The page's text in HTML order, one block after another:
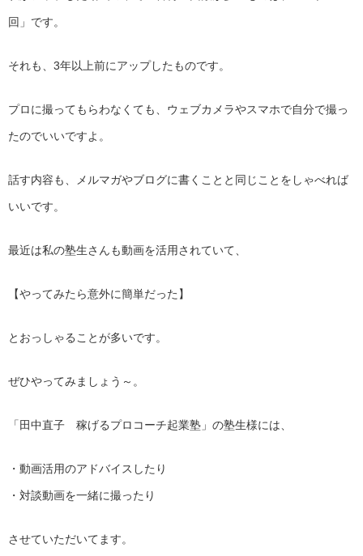
回」です。
それも、3年以上前にアップしたものです。
プロに撮ってもらわなくても、ウェブカメラやスマホで自分で撮っ
たのでいいですよ。
話す内容も、メルマガやブログに書くことと同じことをしゃべれば
いいです。
最近は私の塾生さんも動画を活用されていて、
【やってみたら意外に簡単だった】
とおっしゃることが多いです。
ぜひやってみましょう～。
「田中直子 稼げるプロコーチ起業塾」の塾生様には、
・動画活用のアドバイスしたり
・対談動画を一緒に撮ったり
させていただいてます。